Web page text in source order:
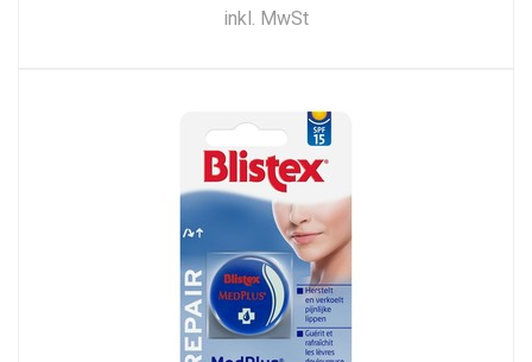
inkl. MwSt